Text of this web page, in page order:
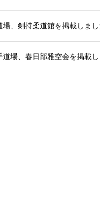
、剣持柔道館を掲載しまし
場、春日部雅空会を掲載し